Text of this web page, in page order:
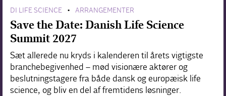
DI LIFE SCIENCE • ARRANGEMENTER
Save the Date: Danish Life Science
Summit 2027
Sæt allerede nu kryds i kalenderen til årets vigtigste
branchebegivenhed – mød visionære aktører og
beslutningstagere fra både dansk og europæisk life
science, og bliv en del af fremtidens løsninger.